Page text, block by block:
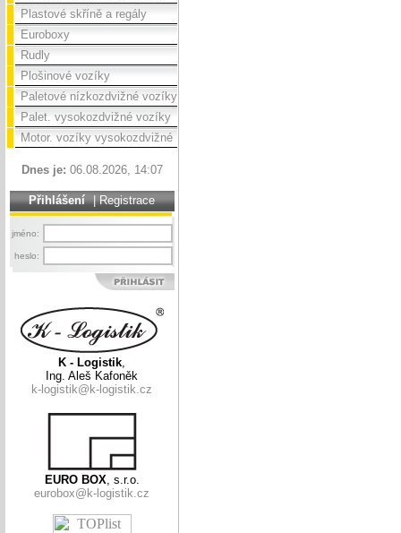
Plastové skříně a regály
Euroboxy
Rudly
Plošinové vozíky
Paletové nízkozdvižné vozíky
Palet. vysokozdvižné vozíky
Motor. vozíky vysokozdvižné
Dnes je: 06.08.2026, 14:07
Přihlášení |Registrace
jméno:
heslo:
K - Logistik,
Ing. Aleš Kafoněk
k-logistik@k-logistik.cz
EURO BOX, s.r.o.
eurobox@k-logistik.cz